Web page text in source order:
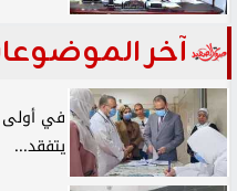
آخر
في أولى
يتفقد...